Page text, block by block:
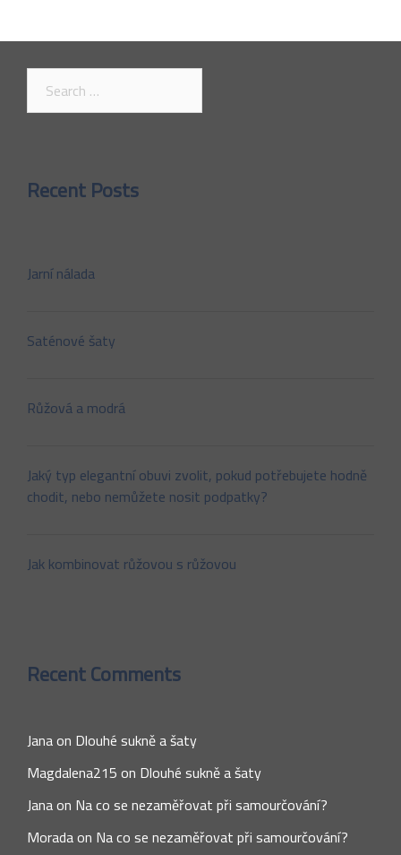
Search
for:
Recent Posts
Jarní nálada
Saténové šaty
Růžová a modrá
Jaký typ elegantní obuvi zvolit, pokud potřebujete hodně
chodit, nebo nemůžete nosit podpatky?
Jak kombinovat růžovou s růžovou
Recent Comments
Janaon Dlouhé sukně a šaty
Magdalena215on Dlouhé sukně a šaty
Janaon Na co se nezaměřovat při samourčování?
Moradaon Na co se nezaměřovat při samourčování?